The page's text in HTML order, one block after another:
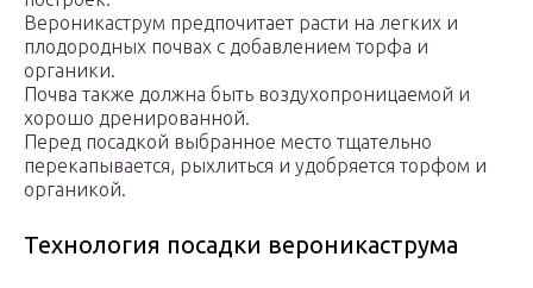
Вероникаструм предпочитает расти на легких и
плодородных почвах с добавлением торфа и
органики.
Почва также должна быть воздухопроницаемой и
хорошо дренированной.
Перед посадкой выбранное место тщательно
перекапывается, рыхлиться и удобряется торфом и
органикой.
Технология посадки вероникаструма